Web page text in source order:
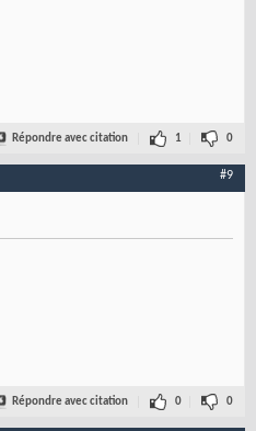
Répondre avec citation 1 0
#9
Répondre avec citation 0 0